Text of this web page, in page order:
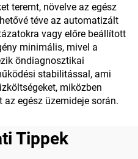
teremt, növelve az egész
téve az automatizált
vagy előre beállított
minimális, mivel a
öndiagnosztikai
stabilitással, ami
miközben
egész üzemideje során.
Tippek